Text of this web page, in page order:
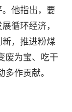
他指出，要
循环经济，
，推进粉煤
废为宝、吃干
作贡献。